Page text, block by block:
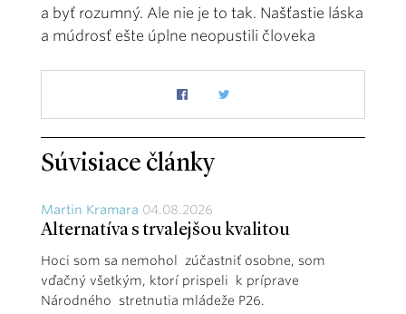
a byť rozumný. Ale nie je to tak. Našťastie láska
a múdrosť ešte úplne neopustili človeka
Súvisiace články
Martin Kramara 04.08.2026
Alternatíva s trvalejšou kvalitou
Hoci som sa nemohol zúčastniť osobne, som
vďačný všetkým, ktorí prispeli k príprave
Národného stretnutia mládeže P26.